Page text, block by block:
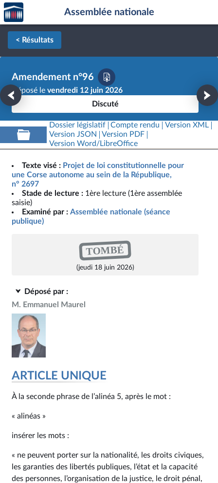
Aller au contenu
Aller en bas de la page
Accèder
à la
page
d'accueil
Assemblée nationale
< Résultats
Amendement n°96
Déposé le vendredi 12 juin 2026
Discuté
Dossier législatif Compte rendu
Version XML
Version JSON
Version PDF
Version Word/LibreOffice
Texte visé : Projet de loi constitutionnelle pour
une Corse autonome au sein de la République,
n° 2697
Stade de lecture : 1ère lecture (1ère assemblée
saisie)
Examiné par : Assemblée nationale (séance
publique)
TOMBÉ
(jeudi 18 juin 2026)
Déposé par :
M. Emmanuel Maurel
ARTICLE UNIQUE
À la seconde phrase de l’alinéa 5, après le mot :
« alinéas »
insérer les mots :
« ne peuvent porter sur la nationalité, les droits civiques,
les garanties des libertés publiques, l’état et la capacité
des personnes, l’organisation de la justice, le droit pénal,